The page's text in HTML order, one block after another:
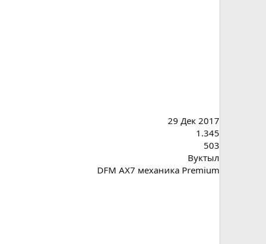
29 Дек 2017
1.345
503
Вуктыл
DFM AX7 механика Premium